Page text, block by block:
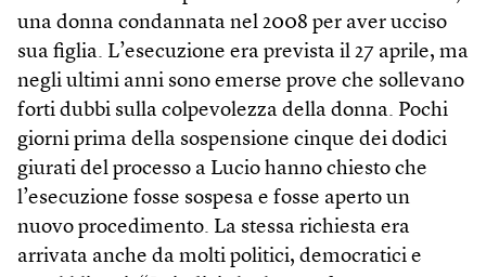
una donna condannata nel 2008 per aver ucciso
sua figlia. L’esecuzione era prevista il 27 aprile, ma
negli ultimi anni sono emerse prove che sollevano
forti dubbi sulla colpevolezza della donna. Pochi
giorni prima della sospensione cinque dei dodici
giurati del processo a Lucio hanno chiesto che
l’esecuzione fosse sospesa e fosse aperto un
nuovo procedimento. La stessa richiesta era
arrivata anche da molti politici, democratici e